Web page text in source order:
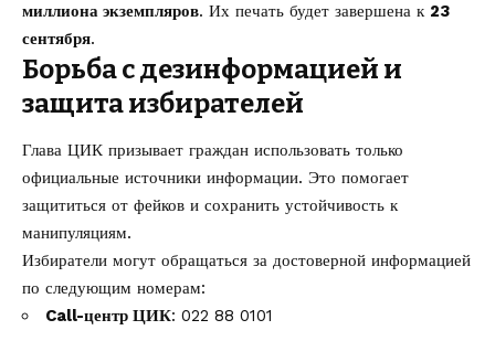
миллиона экземпляров. Их печать будет завершена к 23
сентября.
Борьба с дезинформацией и
защита избирателей
Глава ЦИК призывает граждан использовать только
официальные источники информации. Это помогает
защититься от фейков и сохранить устойчивость к
манипуляциям.
Избиратели могут обращаться за достоверной информацией
по следующим номерам:
Call-центр ЦИК: 022 88 0101